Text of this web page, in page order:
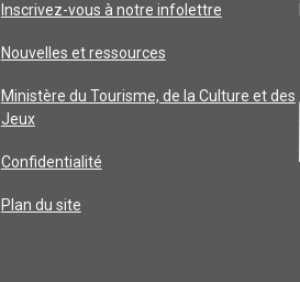
Inscrivez-vous à notre infolettre
Nouvelles et ressources
Ministère du Tourisme, de la Culture et des
Jeux
Confidentialité
Plan du site